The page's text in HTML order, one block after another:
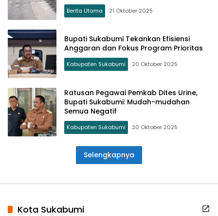
Berita Utama 21 Oktober 2025
Bupati Sukabumi Tekankan Efisiensi
Anggaran dan Fokus Program Prioritas
Kabupaten Sukabumi 20 Oktober 2025
Ratusan Pegawai Pemkab Dites Urine,
Bupati Sukabumi: Mudah-mudahan
Semua Negatif
Kabupaten Sukabumi 20 Oktober 2025
Selengkapnya
Kota Sukabumi